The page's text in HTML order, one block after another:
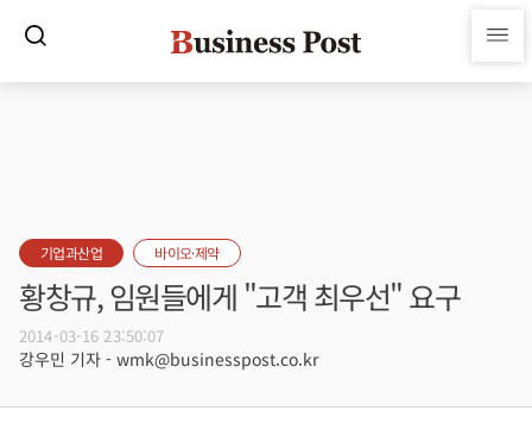
기업과산업 바이오·제약
황창규, 임원들에게 "고객 최우선" 요구
2014-03-16 23:50:07
강우민 기자 - wmk@businesspost.co.kr